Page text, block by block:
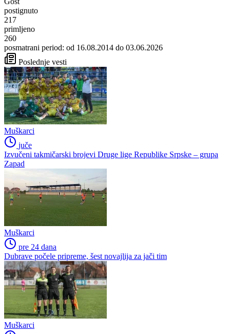
postignuto
217
primljeno
260
posmatrani period: od 16.08.2014 do 03.06.2026
Poslednje vesti
Muškarci
juče
Izvučeni takmičarski brojevi Druge lige Republike Srpske – grupa
Zapad
Muškarci
pre 24 dana
Dubrave počele pripreme, šest novajlija za jači tim
Muškarci